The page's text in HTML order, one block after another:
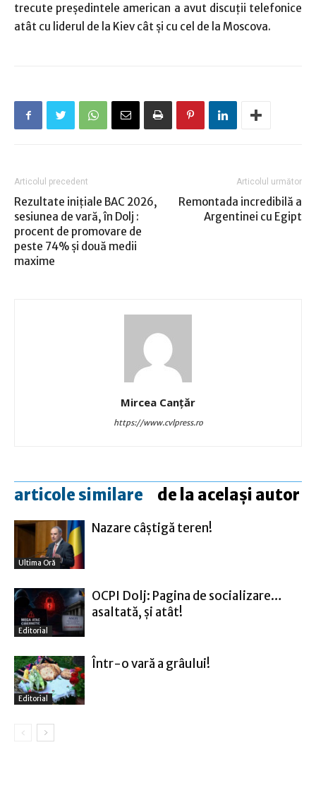
trecute preşedintele american a avut discuţii telefonice
atât cu liderul de la Kiev cât şi cu cel de la Moscova.
Articolul precedent
Rezultate inițiale BAC 2026,
sesiunea de vară, în Dolj :
procent de promovare de
peste 74% și două medii
maxime
Articolul următor
Remontada incredibilă a
Argentinei cu Egipt
Mircea Canţăr
https://www.cvlpress.ro
articole similare de la același autor
Ultima Oră
Nazare câştigă teren!
Editorial
OCPI Dolj: Pagina de socializare…
asaltată, şi atât!
Editorial
Într-o vară a grâului!